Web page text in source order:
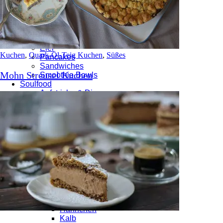
Brot
Herzhafte Brötchen
Süße Teilchen
Frühstück & Brunch
Aufstriche & Dips
Eier
Pancakes
Sandwiches
Smoothie Bowls
Soulfood
Aufstriche & Dips
Beilagen, Gewürze & Soßen
Beilagen
Gewürzmischungen
BBQ
Bowls
Buddha Bowls
Poke Bowls
Burgers
Eingemachtes / Pickles
Fleisch & Fisch
Fisch & Meeresfrüchte
Hähnchen
Kalb
Kuchen, Quark-Öl-Teig Kuchen, Süßes
Mohn Streusel Kuchen